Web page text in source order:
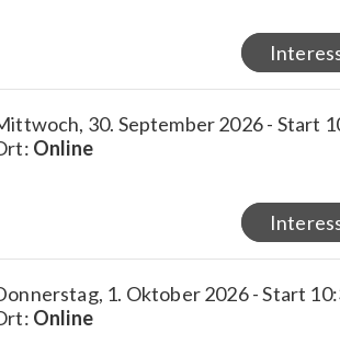
30. September 2026 - Start
Online
1. Oktober 2026 - Start
Online